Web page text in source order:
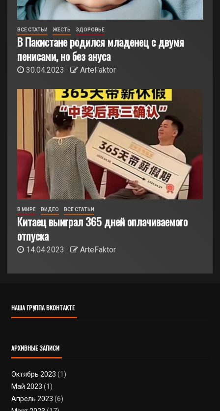
ВСЕ СТАТЬИ ЖЕСТЬ ЗДОРОВЬЕ
В Пакистане родился младенец с двумя
пенисами, но без ануса
30.04.2023 ArteFaktor
В МИРЕ ВИДЕО ВСЕ СТАТЬИ
Китаец выиграл 365 дней оплачиваемого
отпуска
14.04.2023 ArteFaktor
НАША ГРУППА ВКОНТАКТЕ
АРХИВНЫЕ ЗАПИСИ
Октябрь 2023 (1)
Май 2023 (1)
Апрель 2023 (6)